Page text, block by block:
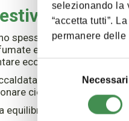
selezionando la
“accetta tutti”.
permanere
Selezione
consenso
Necessari
più
spesso anche le
e make-up long
eccessivi quando si
e stressata
ciò che serve davvero.
equilibrata dovrebbe